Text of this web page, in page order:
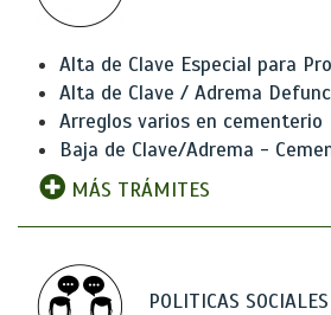
Alta de Clave Especial para
Alta de Clave / Adrema
Arreglos varios en cementerio
Baja de Clave/Adrema -
MÁS TRÁMITES
POLITICAS SOCIALES